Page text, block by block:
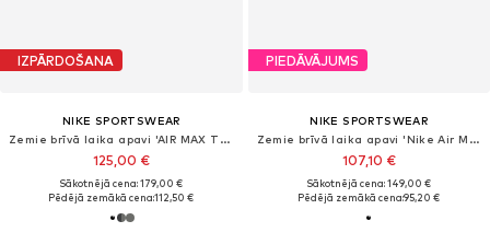
IZPĀRDOŠANA
NIKE SPORTSWEAR
Zemie brīvā laika apavi 'AIR MAX TL 2.5'
125,00 €
Sākotnējā cena: 179,00 €
Pēdējā zemākā cena:112,50 €
PIEDĀVĀJUMS
NIKE SPORTSWEAR
Zemie brīvā laika apavi 'Nike Air Max 90'
107,10 €
Sākotnējā cena: 149,00 €
Pēdējā zemākā cena:95,20 €